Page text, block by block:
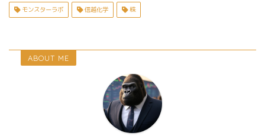
モンスターラボ 信越化学 株
ABOUT ME